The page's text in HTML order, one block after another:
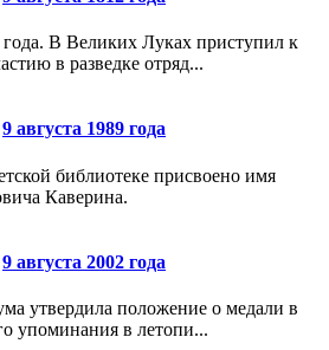
В Великих Луках приступил к
в разведке отряд...
9 августа 1989 года
библиотеке присвоено имя
Каверина.
9 августа 2002 года
утвердила положение о медали в
упоминания в летопи...